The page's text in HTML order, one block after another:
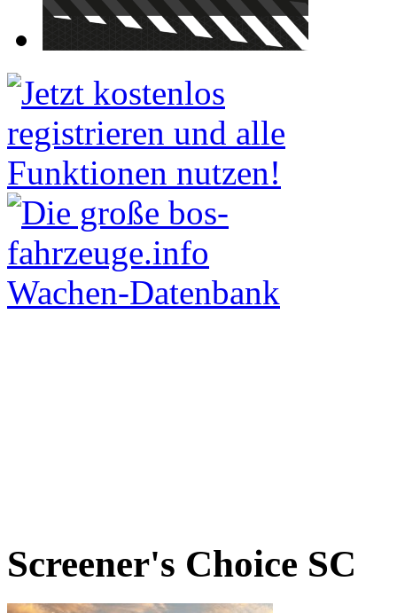
Screener's Choice SC